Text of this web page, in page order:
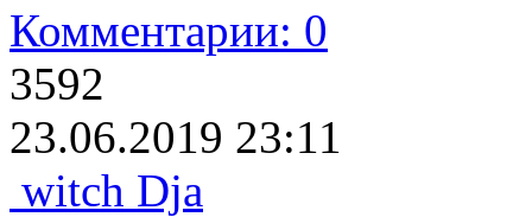
Комментарии: 0
3592
23.06.2019 23:11
witch Dja